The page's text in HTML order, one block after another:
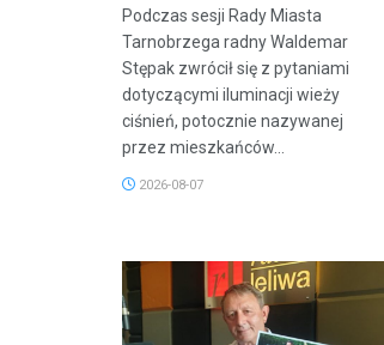
Podczas sesji Rady Miasta
Tarnobrzega radny Waldemar
Stępak zwrócił się z pytaniami
dotyczącymi iluminacji wieży
ciśnień, potocznie nazywanej
przez mieszkańców...
2026-08-07